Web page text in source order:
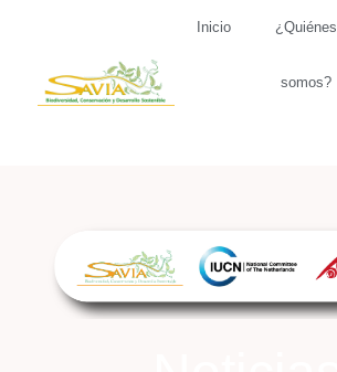
Inicio ¿Quiénes
somos?